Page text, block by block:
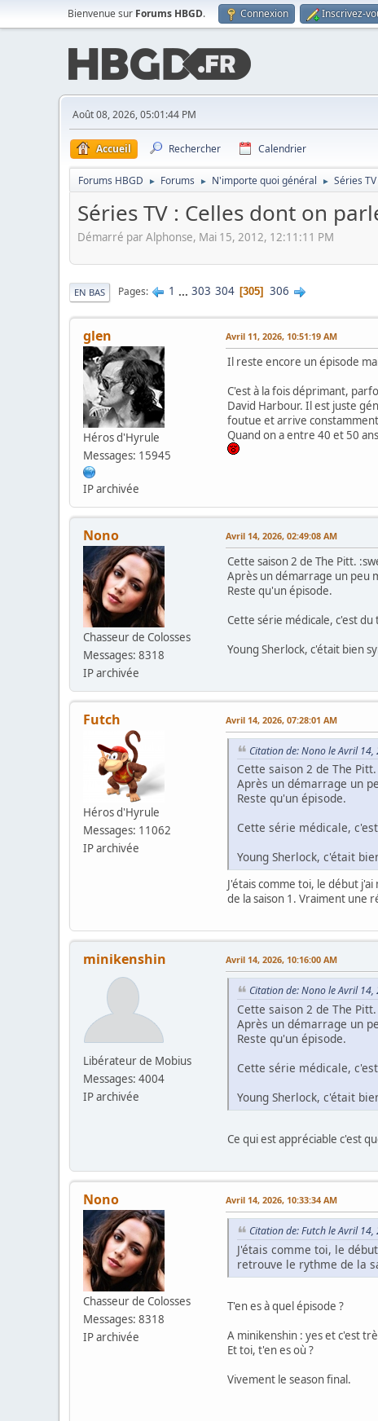
Bienvenue sur Forums HBGD. Connexion Inscrivez-
Août 08, 2026, 05:01:44 PM
Accueil Rechercher Calendrier
Forums HBGD ► Forums ► N'importe quoi général ► Séries
Séries TV : Celles dont on
Démarré par Alphonse, Mai 15, 2012, 12:11:11 PM
EN BAS Pages 1 ... 303 304 305 306
glen
Héros d'Hyrule
Messages: 15945
IP archivée
Avril 11, 2026, 10:51:19 AM
Il reste encore un épisode
C'est à la fois déprimant,
David Harbour. Il est juste
foutue et arrive
Quand on a entre 40 et 50
Nono
Chasseur de Colosses
Messages: 8318
IP archivée
Avril 14, 2026, 02:49:08 AM
Cette saison 2 de The Pitt.
Après un démarrage un peu
Reste qu'un épisode.
Cette série médicale, c'est
Young Sherlock, c'était bien
Futch
Héros d'Hyrule
Messages: 11062
IP archivée
Avril 14, 2026, 07:28:01 AM
Citation de: Nono le Avril
Cette saison 2 de The
Après un démarrage un
Reste qu'un épisode.
Cette série médicale,
Young Sherlock, c'était
J'étais comme toi, le début
de la saison 1. Vraiment une
minikenshin
Libérateur de Mobius
Messages: 4004
IP archivée
Avril 14, 2026, 10:16:00 AM
Citation de: Nono le Avril
Cette saison 2 de The
Après un démarrage un
Reste qu'un épisode.
Cette série médicale,
Young Sherlock, c'était
Ce qui est appréciable c'est
Nono
Chasseur de Colosses
Messages: 8318
IP archivée
Avril 14, 2026, 10:33:34 AM
Citation de: Futch le Avril
J'étais comme toi, le
retrouve le rythme de la
T'en es à quel épisode ?
A minikenshin : yes et c'est
Et toi, t'en es où ?
Vivement le season final.